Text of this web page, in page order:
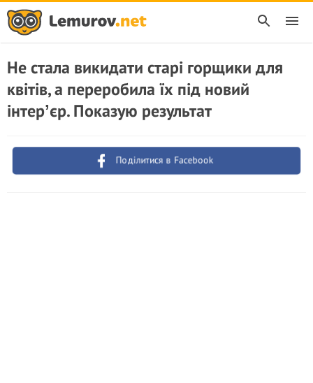
Не стала викидати старі горщики для
квітів, а переробила їх під новий
інтерʼєр. Показую результат
Поділитися в Facebook